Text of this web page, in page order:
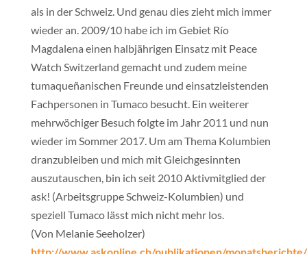
als in der Schweiz. Und genau dies zieht mich immer
wieder an. 2009/10 habe ich im Gebiet Río
Magdalena einen halbjährigen Einsatz mit Peace
Watch Switzerland gemacht und zudem meine
tumaqueñanischen Freunde und einsatzleistenden
Fachpersonen in Tumaco besucht. Ein weiterer
mehrwöchiger Besuch folgte im Jahr 2011 und nun
wieder im Sommer 2017. Um am Thema Kolumbien
dranzubleiben und mich mit Gleichgesinnten
auszutauschen, bin ich seit 2010 Aktivmitglied der
ask! (Arbeitsgruppe Schweiz-Kolumbien) und
speziell Tumaco lässt mich nicht mehr los.
(Von Melanie Seeholzer)